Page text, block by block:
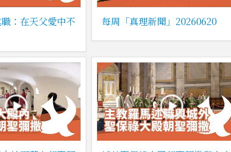
：在天父愛中不 每周「真理新聞」20260620